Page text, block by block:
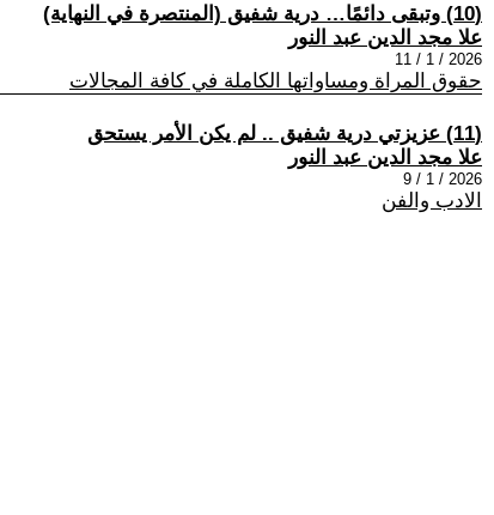
(10) وتبقى دائمًا… درية شفيق (المنتصرة في النهاية)
علا مجد الدين عبد النور
2026 / 1 / 11
حقوق المراة ومساواتها الكاملة في كافة المجالات
(11) عزيزتي درية شفيق .. لم يكن الأمر يستحق
علا مجد الدين عبد النور
2026 / 1 / 9
الادب والفن